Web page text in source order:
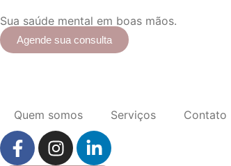
Sua saúde mental em boas mãos.
Agende sua consulta
Quem somos Serviços Contato